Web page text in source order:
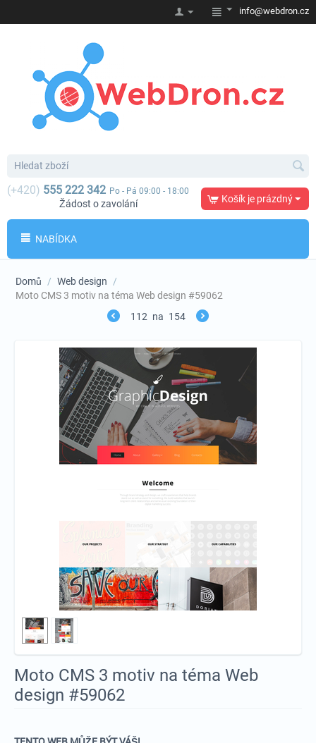
info@webdron.cz
(+420) 555 222 342 Po - Pá 09:00 - 18:00
Žádost o zavolání Košík je prázdný
NABÍDKA
Domů / Web design
/
Moto CMS 3 motiv na téma Web design #59062
112 na 154
Moto CMS 3 motiv na téma Web
design #59062